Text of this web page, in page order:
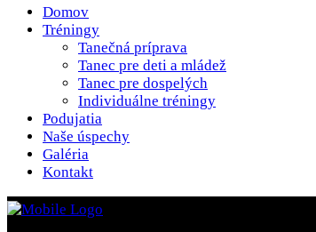
Domov
Tréningy
Tanečná príprava
Tanec pre deti a mládež
Tanec pre dospelých
Individuálne tréningy
Podujatia
Naše úspechy
Galéria
Kontakt